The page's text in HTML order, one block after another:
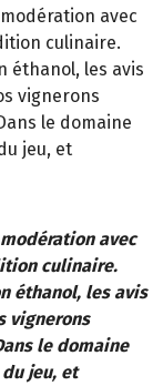
avec
culinaire.
éthanol, les avis
vignerons
le domaine
jeu, et
avec
culinaire.
éthanol, les avis
vignerons
le domaine
jeu, et